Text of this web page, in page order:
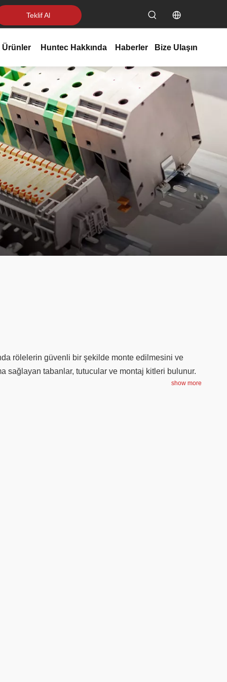
Teklif Al
Ürünler Huntec Hakkında Haberler Bize Ulaşın
rölelerin güvenli bir şekilde monte edilmesini ve
sağlayan tabanlar, tutucular ve montaj kitleri bulunur.
show more